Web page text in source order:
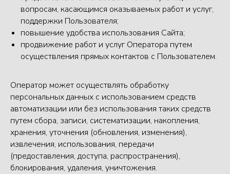
вопросам, касающимся оказываемых работ и услуг,
поддержки Пользователя;
повышение удобства использования Сайта;
продвижение работ и услуг Оператора путем
осуществления прямых контактов с Пользователем.
Оператор может осуществлять обработку
персональных данных с использованием средств
автоматизации или без использования таких средств
путем сбора, записи, систематизации, накопления,
хранения, уточнения (обновления, изменения),
извлечения, использования, передачи
(предоставления, доступа, распространения),
блокирования, удаления, уничтожения.